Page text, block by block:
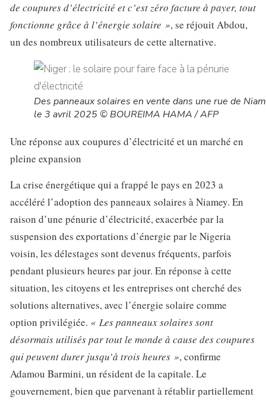
de coupures d’électricité et c’est zéro facture à payer, tout
fonctionne grâce à l’énergie solaire », se réjouit Abdou,
un des nombreux utilisateurs de cette alternative.
Des panneaux solaires en vente dans une rue de
le 3 avril 2025 © BOUREIMA HAMA / AFP
Une réponse aux coupures d’électricité et un marché en
pleine expansion
La crise énergétique qui a frappé le pays en 2023 a
accéléré l’adoption des panneaux solaires à Niamey. En
raison d’une pénurie d’électricité, exacerbée par la
suspension des exportations d’énergie par le Nigeria
voisin, les délestages sont devenus fréquents, parfois
pendant plusieurs heures par jour. En réponse à cette
situation, les citoyens et les entreprises ont cherché des
solutions alternatives, avec l’énergie solaire comme
option privilégiée. « Les panneaux solaires sont
désormais utilisés par tout le monde à cause des coupures
qui peuvent durer jusqu’à trois heures », confirme
Adamou Barmini, un résident de la capitale. Le
gouvernement, bien que parvenant à rétablir partiellement